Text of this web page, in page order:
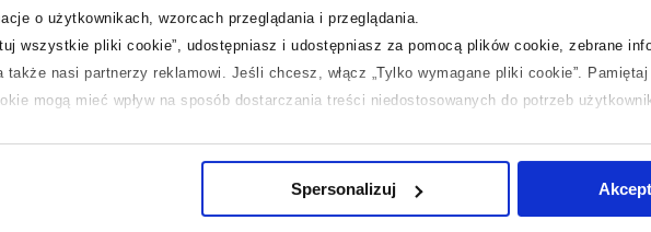
o użytkownikach, wzorcach przeglądania i przeglądania.
wszystkie pliki cookie”, udostępniasz i udostępniasz za pomocą plików cookie, zebrane
także nasi partnerzy reklamowi. Jeśli chcesz, włącz „Tylko wymagane pliki cookie”.
mogą mieć wpływ na sposób dostarczania treści niedostosowanych do potrzeb
cookie i tego, dlaczego ich przepisy, przejdź do zakładek „Informacje o plikach cookie”.
Spersonalizuj
Wypełnienie szkło przezroczyste
ochronna tak